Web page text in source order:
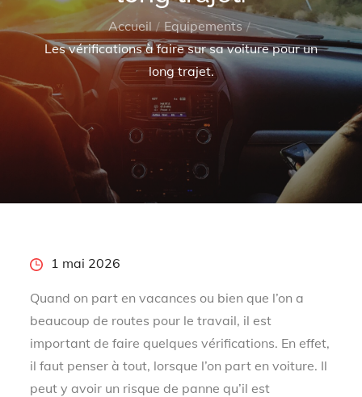
Accueil
Equipements
Les vérifications à faire sur sa voiture pour un
long trajet.
Posted1 mai 2026
Quand on part en vacances ou bien que l’on a
beaucoup de routes pour le travail, il est
important de faire quelques vérifications. En effet,
il faut penser à tout, lorsque l’on part en voiture. Il
peut y avoir un risque de panne qu’il est